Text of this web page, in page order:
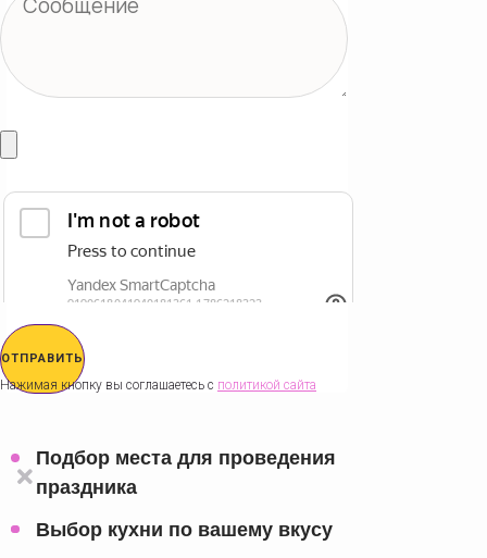
ОТПРАВИТЬ
Нажимая кнопку вы соглашаетесь с политикой сайта
Подбор места для проведения
праздника
Выбор кухни по вашему вкусу